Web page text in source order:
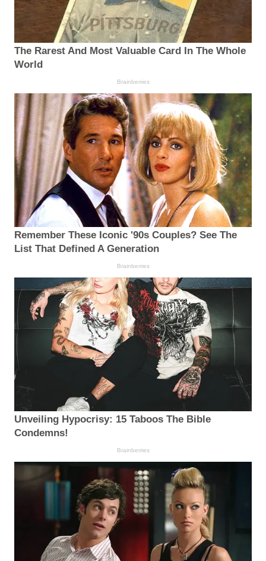
The Rarest And Most Valuable Card In The Whole
World
Brainberries
Remember These Iconic '90s Couples? See The
List That Defined A Generation
Brainberries
Unveiling Hypocrisy: 15 Taboos The Bible
Condemns!
Brainberries